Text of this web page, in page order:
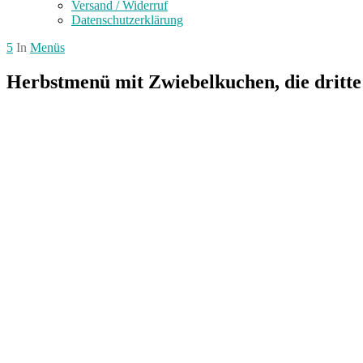
Versand / Widerruf
Datenschutzerklärung
5 In Menüs
Herbstmenü mit Zwiebelkuchen, die